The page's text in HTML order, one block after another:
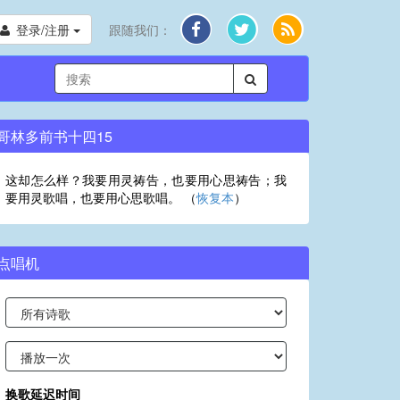
登录/注册 跟随我们：
林多前书十四15
这却怎么样？我要用灵祷告，也要用心思祷告；我
要用灵歌唱，也要用心思歌唱。 （恢复本）
唱机
换歌延迟时间